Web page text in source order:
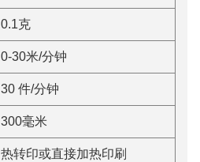
0.1克
0-30米/分钟
30 件/分钟
300毫米
热转印或直接加热印刷